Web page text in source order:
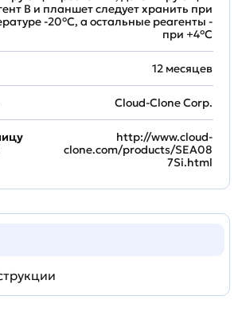
B и планшет следует хранить при
-20°C, а остальные реагенты -
при +4°С
12 месяцев
Cloud-Clone Corp.
http://www.cloud-
clone.com/products/SEA08
7Si.html